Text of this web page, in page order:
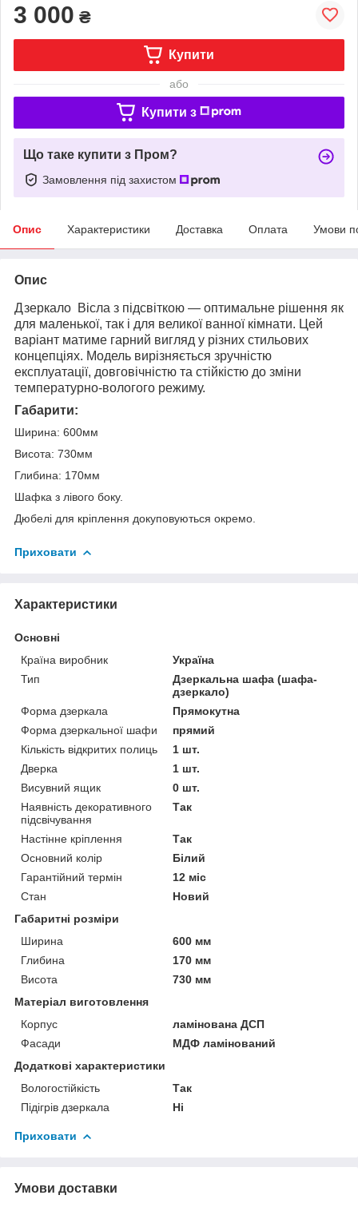
3 000 ₴
Купити
або
Купити з
Що таке купити з Пром?
Замовлення під захистом
Опис Характеристики Доставка Оплата Умови
Опис
Дзеркало Вісла з підсвіткою — оптимальне рішення як
для маленької, так і для великої ванної кімнати. Цей
варіант матиме гарний вигляд у різних стильових
концепціях. Модель вирізняється зручністю
експлуатації, довговічністю та стійкістю до зміни
температурно-вологого режиму.
Габарити:
Ширина: 600мм
Висота: 730мм
Глибина: 170мм
Шафка з лівого боку.
Дюбелі для кріплення докуповуються окремо.
Приховати
Характеристики
Основні
Країна виробник
Україна
Тип
Дзеркальна шафа (шафа-
дзеркало)
Форма дзеркала
Прямокутна
Форма дзеркальної шафи
прямий
Кількість відкритих полиць
1 шт.
Дверка
1 шт.
Висувний ящик
0 шт.
Наявність декоративного
підсвічування
Так
Настінне кріплення
Так
Основний колір
Білий
Гарантійний термін
12 міс
Стан
Новий
Габаритні розміри
Ширина
600 мм
Глибина
170 мм
Висота
730 мм
Матеріал виготовлення
Корпус
ламінована ДСП
Фасади
МДФ ламінований
Додаткові характеристики
Вологостійкість
Так
Підігрів дзеркала
Ні
Приховати
Умови доставки